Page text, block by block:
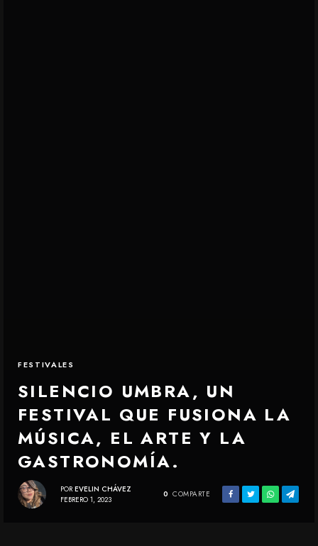
FESTIVALES
SILENCIO UMBRA, UN
FESTIVAL QUE FUSIONA LA
MÚSICA, EL ARTE Y LA
GASTRONOMÍA.
POR EVELIN CHÁVEZ
FEBRERO 1, 2023
0 COMPARTE